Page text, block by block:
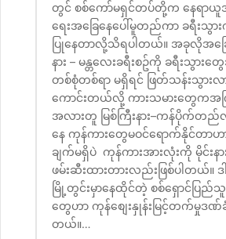
တွင် စစ်ကော်မရှင်တပ်တို့က နေရာယူအ
ရေးအခြေနေပေါ်မူတည်ကာ ခရီးသွာ
ပြုနေတာလို့သိရပါတယ်။ အခုလိုအခြေ
နား – မန္တလေးခရီးစဥ်ကို ခရီးသွားတွ
တစ်စုံတစ်ရာ မရှိရင် ဖြတ်သန်းသွားလ
ကောင်းတယ်လို့ ကားသမားတွေကအက
အလားတူ မြစ်ကြီးနား–ကန်ပိုက်တည်
နေ ကုန်ကားတွေမဝင်ရောက်နိုင်တာဟ
ချက်မရှိပဲ ကုန်ကားအားလုံးကို မိုင်းနား
ဖမ်းဆီးထားတားလည်းဖြစ်ပါတယ်။ ဒါ
မြို့တွင်းမှာနေထိုင်တဲ့ စစ်ရှောင်ပြ
တွေဟာ ကုန်စျေးနှုန်းမြင့်တက်မှုဒဏ်
တယ်။…